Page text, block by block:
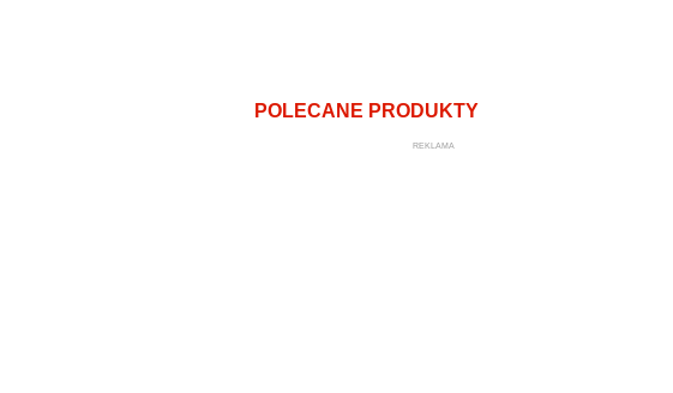
POLECANE PRODUKTY
REKLAMA